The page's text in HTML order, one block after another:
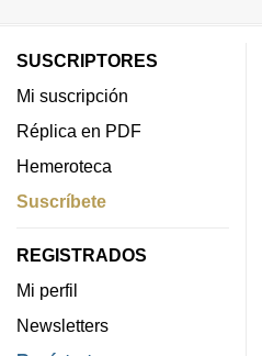
SUSCRIPTORES
Mi suscripción
Réplica en PDF
Hemeroteca
Suscríbete
REGISTRADOS
Mi perfil
Newsletters